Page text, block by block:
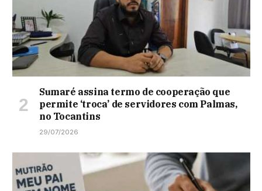
Sumaré assina termo de cooperação que
permite ‘troca’ de servidores com Palmas,
no Tocantins
29/07/2026